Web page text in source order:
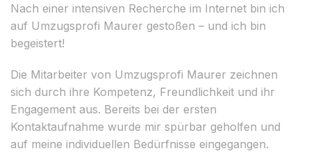
Nach einer intensiven Recherche im Internet bin ich
auf Umzugsprofi Maurer gestoßen – und ich bin
begeistert!
Die Mitarbeiter von Umzugsprofi Maurer zeichnen
sich durch ihre Kompetenz, Freundlichkeit und ihr
Engagement aus. Bereits bei der ersten
Kontaktaufnahme wurde mir spürbar geholfen und
auf meine individuellen Bedürfnisse eingegangen.